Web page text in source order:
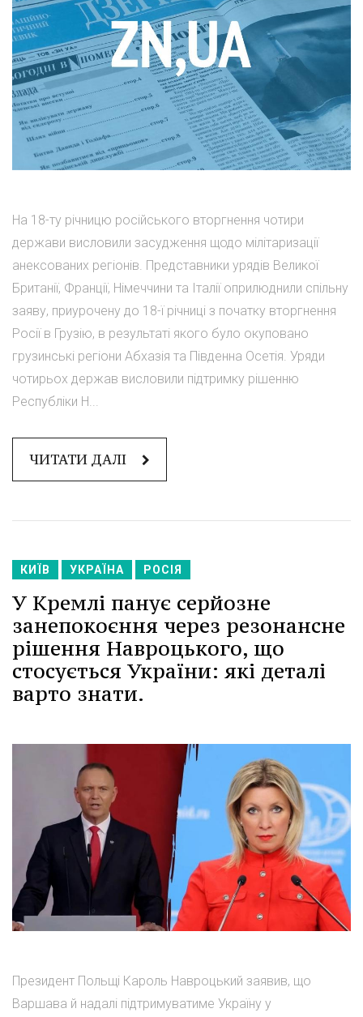
На 18-ту річницю російського вторгнення чотири
держави висловили засудження щодо мілітаризації
анексованих регіонів. Представники урядів Великої
Британії, Франції, Німеччини та Італії оприлюднили спільну
заяву, приурочену до 18-ї річниці з початку вторгнення
Росії в Грузію, в результаті якого було окуповано
грузинські регіони Абхазія та Південна Осетія. Уряди
чотирьох держав висловили підтримку рішенню
Республіки Н...
ЧИТАТИ ДАЛІ
КИЇВ УКРАЇНА РОСІЯ
У Кремлі панує серйозне
занепокоєння через резонансне
рішення Навроцького, що
стосується України: які деталі
варто знати.
Президент Польщі Кароль Навроцький заявив, що
Варшава й надалі підтримуватиме Україну у